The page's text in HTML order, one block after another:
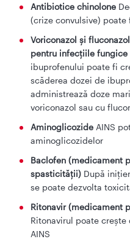
Antibiotice chinolone
(crize convulsive) poate
Voriconazol și
pentru infecțiile fungice
ibuprofenului poate fi
scăderea dozei de
administrează doze
voriconazol sau cu
Aminoglicozide AINS
aminoglicozidelor
Baclofen (medicament
spasticității) După
se poate dezvolta
Ritonavir (medicament
Ritonavirul poate
AINS